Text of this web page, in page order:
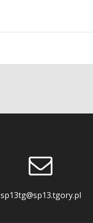
sp13tg@sp13.tgory.pl